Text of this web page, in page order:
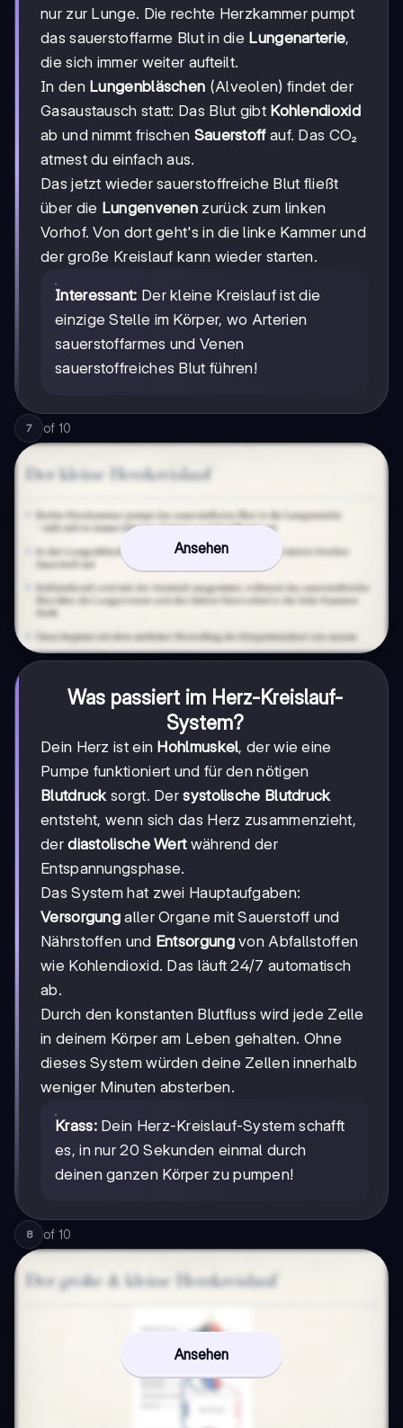
nur zur Lunge. Die rechte Herzkammer pumpt
das sauerstoffarme Blut in die Lungenarterie,
die sich immer weiter aufteilt.
In den Lungenbläschen (Alveolen) findet der
Gasaustausch statt: Das Blut gibt Kohlendioxid
ab und nimmt frischen Sauerstoffauf. Das CO₂
atmest du einfach aus.
Das jetzt wieder sauerstoffreiche Blut fließt
über die Lungenvenen zurück zum linken
Vorhof. Von dort geht's in die linke Kammer und
der große Kreislauf kann wieder starten.
Interessant: Der kleine Kreislauf ist die
einzige Stelle im Körper, wo Arterien
sauerstoffarmes und Venen
sauerstoffreiches Blut führen!
7 of 10
Ansehen
Was passiert im Herz-Kreislauf-
System?
Dein Herz ist ein Hohlmuskel, der wie eine
Pumpe funktioniert und für den nötigen
Blutdrucksorgt. Dersystolische Blutdruck
entsteht, wenn sich das Herz zusammenzieht,
derdiastolische Wertwährend der
Entspannungsphase.
Das System hat zwei Hauptaufgaben:
Versorgung aller Organe mit Sauerstoff und
Nährstoffen und Entsorgungvon Abfallstoffen
wie Kohlendioxid. Das läuft 24/7 automatisch
ab.
Durch den konstanten Blutfluss wird jede Zelle
in deinem Körper am Leben gehalten. Ohne
dieses System würden deine Zellen innerhalb
weniger Minuten absterben.
Krass:Dein Herz-Kreislauf-System schafft
es, in nur 20 Sekunden einmal durch
deinen ganzen Körper zu pumpen!
8 of 10
Ansehen